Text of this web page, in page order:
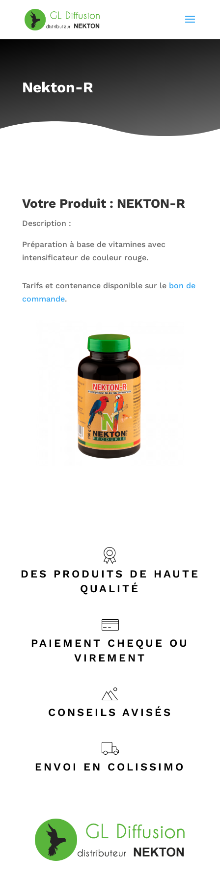
Nekton-R
Votre Produit : NEKTON-R
Description :
Préparation à base de vitamines avec
intensificateur de couleur rouge.
Tarifs et contenance disponible sur le bon de
commande.
DES PRODUITS DE HAUTE
QUALITÉ
PAIEMENT CHEQUE OU
VIREMENT
CONSEILS AVISÉS
ENVOI EN COLISSIMO